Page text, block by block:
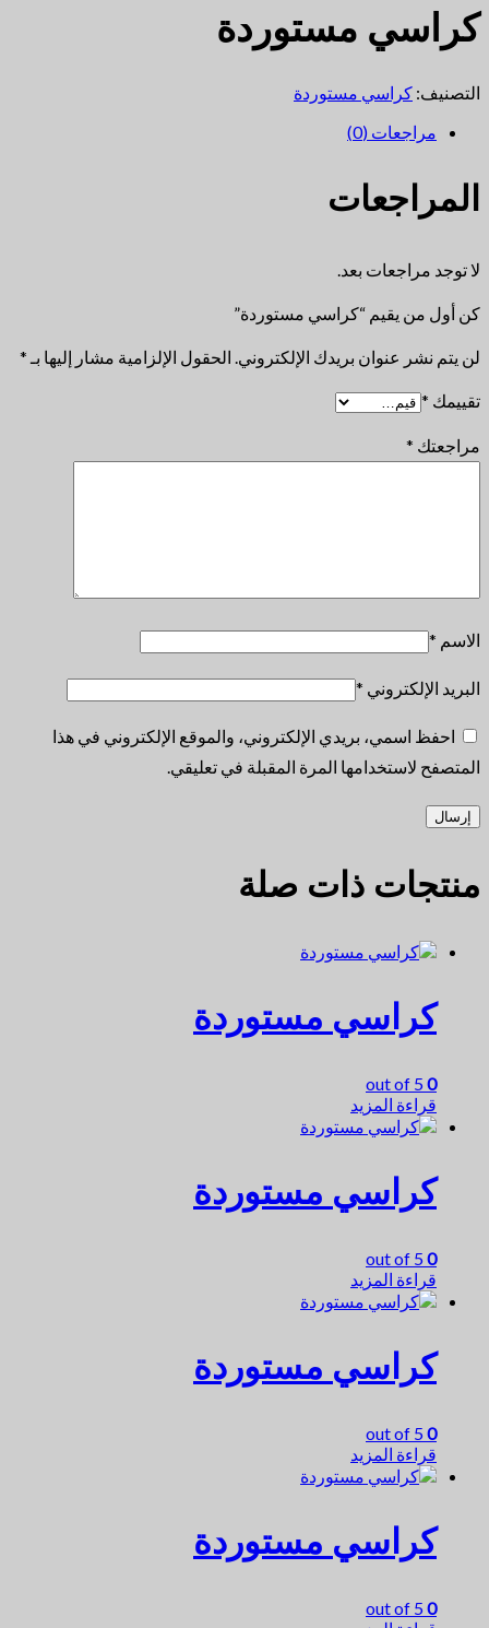
كراسي مستوردة
التصنيف: كراسي مستوردة
مراجعات (0)
المراجعات
لا توجد مراجعات بعد.
كن أول من يقيم “كراسي مستوردة”
لن يتم نشر عنوان بريدك الإلكتروني. الحقول الإلزامية مشار إليها بـ *
تقييمك *
مراجعتك *
الاسم *
البريد الإلكتروني *
احفظ اسمي، بريدي الإلكتروني، والموقع الإلكتروني في هذا
المتصفح لاستخدامها المرة المقبلة في تعليقي.
منتجات ذات صلة
كراسي مستوردة
0
قراءة المزيد
كراسي مستوردة
0
قراءة المزيد
كراسي مستوردة
0
قراءة المزيد
كراسي مستوردة
0